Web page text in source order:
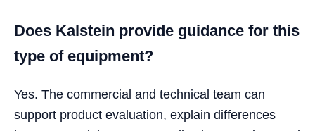
Does Kalstein provide guidance for this
type of equipment?
Yes. The commercial and technical team can
support product evaluation, explain differences